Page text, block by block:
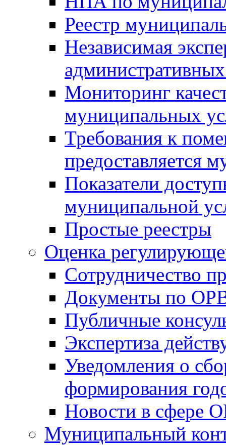
Реестр
Независимая
Мониторинг
муниципальных
Требования к
предоставляется
Показатели
муниципальной
Простые реестры
Оценка
Сотрудничество
Документы по
Публичные
Экспертиза
Уведомления о
формирования
Новости в сфере
Муниципальный